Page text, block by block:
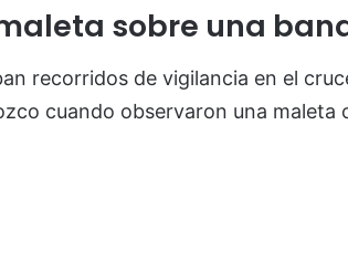
sobre una
recorridos de vigilancia en el
cuando observaron una